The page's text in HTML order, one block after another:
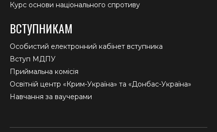
Курс основи національного спротиву
ВСТУПНИКАМ
Особистий електронний кабінет вступника
Вступ МДПУ
Приймальна комісія
Освітній центр «Крим-Україна» та «Донбас-Україна»
Навчання за ваучерами